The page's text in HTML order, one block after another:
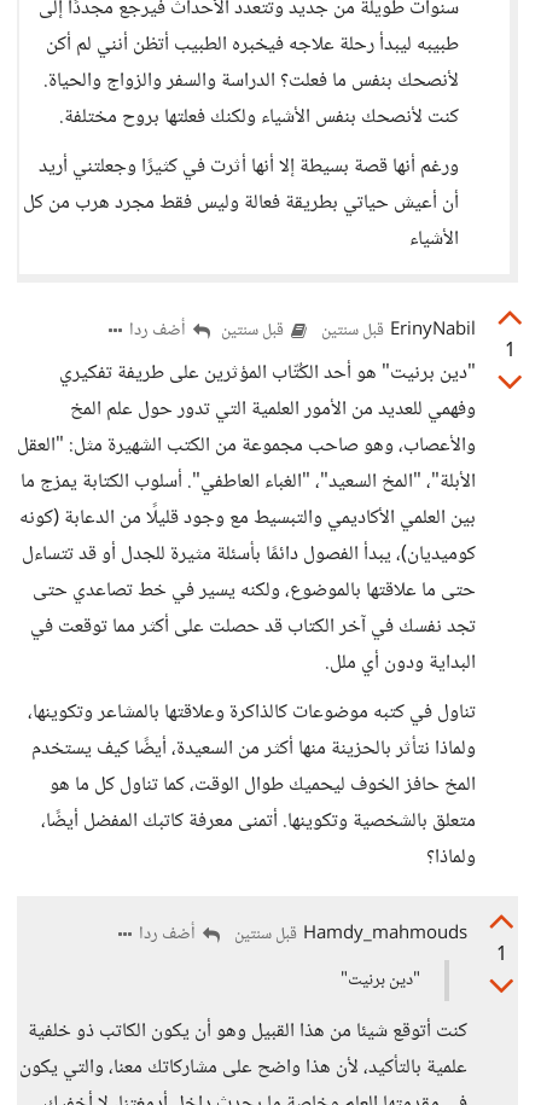
سنوات طويلة من جديد وتتعدد الأحداث فيرجع مجددًا إلى
طبيبه ليبدأ رحلة علاجه فيخبره الطبيب أتظن أنني لم أكن
لأنصحك بنفس ما فعلت؟ الدراسة والسفر والزواج والحياة.
كنت لأنصحك بنفس الأشياء ولكنك فعلتها بروح مختلفة.
ورغم أنها قصة بسيطة إلا أنها أثرت في كثيرًا وجعلتني أريد
أن أعيش حياتي بطريقة فعالة وليس فقط مجرد هرب من كل
الأشياء
1
ErinyNabil قبل سنتين قبل سنتين أضف ردا
"دين برنيت" هو أحد الكُتّاب المؤثرين على طريفة تفكيري
وفهمي للعديد من الأمور العلمية التي تدور حول علم المخ
والأعصاب، وهو صاحب مجموعة من الكتب الشهيرة مثل: "العقل
الأبلة"، "المخ السعيد"، "الغباء العاطفي". أسلوب الكتابة يمزج ما
بين العلمي الأكاديمي والتبسيط مع وجود قليلًا من الدعابة (كونه
كوميديان)، يبدأ الفصول دائمًا بأسئلة مثيرة للجدل أو قد تتساءل
حتى ما علاقتها بالموضوع، ولكنه يسير في خط تصاعدي حتى
تجد نفسك في آخر الكتاب قد حصلت على أكثر مما توقعت في
البداية ودون أي ملل.
تناول في كتبه موضوعات كالذاكرة وعلاقتها بالمشاعر وتكوينها،
ولماذا نتأثر بالحزينة منها أكثر من السعيدة، أيضًا كيف يستخدم
المخ حافز الخوف ليحميك طوال الوقت، كما تناول كل ما هو
متعلق بالشخصية وتكوينها. أتمنى معرفة كاتبك المفضل أيضًا،
ولماذا؟
1
Hamdy_mahmouds قبل سنتين
أضف ردا
"دين برنيت"
كنت أتوقع شيئا من هذا القبيل وهو أن يكون الكاتب ذو خلفية
علمية بالتأكيد، لأن هذا واضح على مشاركاتك معنا، والتي يكون